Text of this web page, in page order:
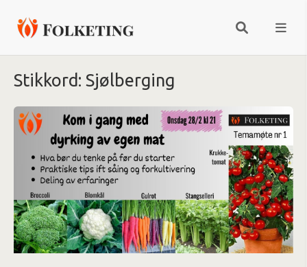
Stikkord: Sjølberging